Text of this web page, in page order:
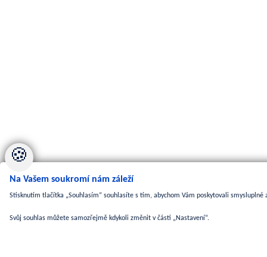
🍪
Na Vašem soukromí nám záleží
Stisknutím tlačítka „Souhlasím“ souhlasíte s tím, abychom Vám poskytovali
Svůj souhlas můžete samozřejmě kdykoli změnit v části „Nastavení“.